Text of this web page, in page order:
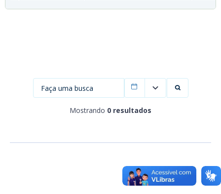
Mostrando 0 resultados
Filtrar por data